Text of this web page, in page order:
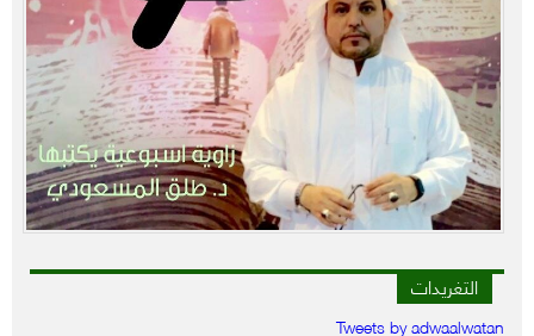
التغريدات
Tweets by adwaalwatan